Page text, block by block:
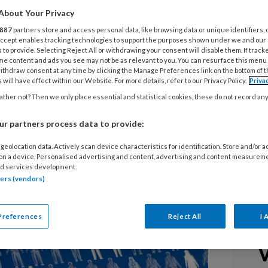
(tijdelijke) medewerkers
is verkregen door gesjoemel met
Bruins (OCW) en Agema
Kamer voor grootschalige fraude
op de lijst met specifieke
wordt, kwalificeren tot werken
Your Privacy
887 partners store and access personal data, like browsing data or unique identifiers,
enables tracking technologies to support the purposes shown under we and
to provide. Selecting Reject All or withdrawing your consent will disable them. If
content and ads you see may not be as relevant to you. You can resurface this
consent at any time by clicking the Manage Preferences link on the bottom of
will have effect within our Website. For more details, refer to our Privacy Policy.
not? Then we only place essential and statistical cookies, these do not record
partners process data to provide:
data. Actively scan device characteristics for identification. Store and/or
a device. Personalised advertising and content, advertising and content
services development.
(vendors)
Reject All I